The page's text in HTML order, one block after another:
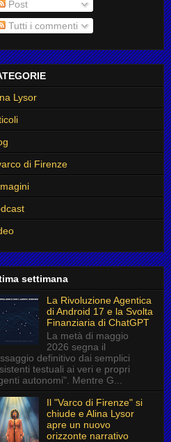
Post
Tutti i commenti
Lysor
di Firenze
settimana
La Rivoluzione Agentica
di Android 17 e la Svolta
Finanziaria di ChatGPT
La metà di maggio
2026 segna il
definitivo dai semplici
testuali ai veri e propri
autonomi". Mentre G...
Il "Varco di Firenze" si
chiude e Alina Lysor
apre un nuovo
orizzonte narrativo